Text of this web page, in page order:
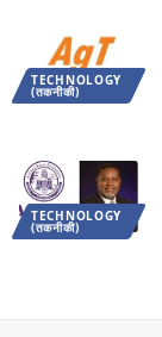
TECHNOLOGY
(तकनीकी)
TECHNOLOGY
(तकनीकी)